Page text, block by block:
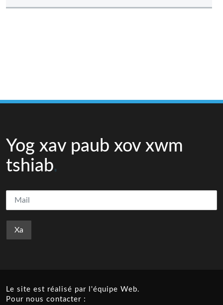
Yog xav paub xov xwm
tshiab
Le site est réalisé par l'équipe Web.
Pour nous contacter :